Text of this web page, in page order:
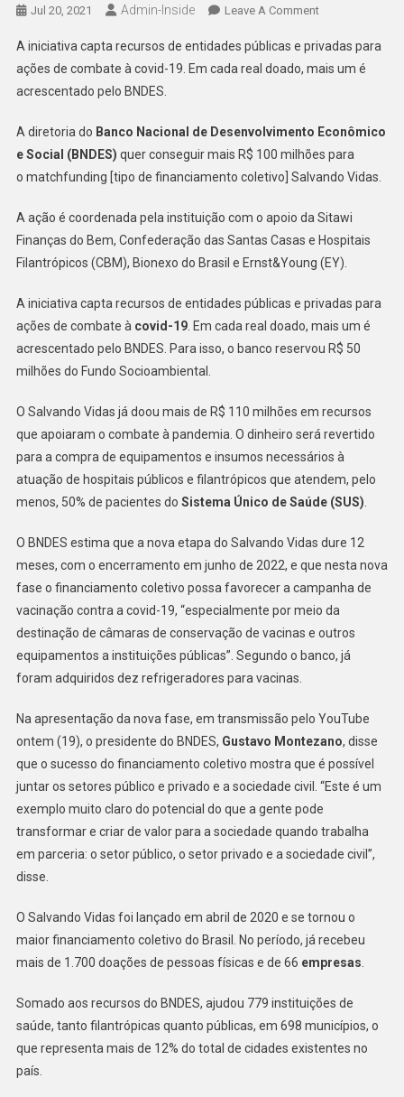
Jul 20, 2021 Admin-Inside Leave A CommentOn
Diz
Precisar
R$
100
Milhões
Financiar
Combate
À
19
A iniciativa capta recursos de entidades públicas e privadas para
ações de combate à covid-19. Em cada real doado, mais um é
acrescentado pelo BNDES.
A diretoria do Banco Nacional de Desenvolvimento Econômico
e Social (BNDES) quer conseguir mais R$ 100 milhões para
o matchfunding [tipo de financiamento coletivo] Salvando Vidas.
A ação é coordenada pela instituição com o apoio da Sitawi
Finanças do Bem, Confederação das Santas Casas e Hospitais
Filantrópicos (CBM), Bionexo do Brasil e Ernst&Young (EY).
A iniciativa capta recursos de entidades públicas e privadas para
ações de combate à covid-19. Em cada real doado, mais um é
acrescentado pelo BNDES. Para isso, o banco reservou R$ 50
milhões do Fundo Socioambiental.
O Salvando Vidas já doou mais de R$ 110 milhões em recursos
que apoiaram o combate à pandemia. O dinheiro será revertido
para a compra de equipamentos e insumos necessários à
atuação de hospitais públicos e filantrópicos que atendem, pelo
menos, 50% de pacientes do Sistema Único de Saúde (SUS)
O BNDES estima que a nova etapa do Salvando Vidas dure 12
meses, com o encerramento em junho de 2022, e que nesta nova
fase o financiamento coletivo possa favorecer a campanha de
vacinação contra a covid-19, “especialmente por meio da
destinação de câmaras de conservação de vacinas e outros
equipamentos a instituições públicas”. Segundo o banco, já
foram adquiridos dez refrigeradores para vacinas.
Na apresentação da nova fase, em transmissão pelo YouTube
ontem (19), o presidente do BNDES, Gustavo Montezano, disse
que o sucesso do financiamento coletivo mostra que é possível
juntar os setores público e privado e a sociedade civil. “Este é um
exemplo muito claro do potencial do que a gente pode
transformar e criar de valor para a sociedade quando trabalha
em parceria: o setor público, o setor privado e a sociedade civil”,
disse.
O Salvando Vidas foi lançado em abril de 2020 e se tornou o
maior financiamento coletivo do Brasil. No período, já recebeu
mais de 1.700 doações de pessoas físicas e de 66 empresas
Somado aos recursos do BNDES, ajudou 779 instituições de
saúde, tanto filantrópicas quanto públicas, em 698 municípios, o
que representa mais de 12% do total de cidades existentes no
país.